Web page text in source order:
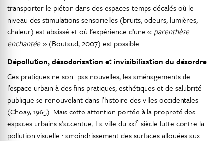
transporter le piéton dans des espaces-temps décalés où le
niveau des stimulations sensorielles (bruits, odeurs, lumières,
chaleur) est abaissé et où l’expérience d’une « parenthèse
enchantée» (Boutaud, 2007) est possible.
Dépollution, désodorisation et invisibilisation du désordre
Ces pratiques ne sont pas nouvelles, les aménagements de
l’espace urbain à des fins pratiques, esthétiques et de salubrité
publique se renouvelant dans l’histoire des villes occidentales
(Choay, 1965). Mais cette attention portée à la propreté des
espaces urbains s’accentue. La ville du xxie siècle lutte contre la
pollution visuelle : amoindrissement des surfaces allouées aux